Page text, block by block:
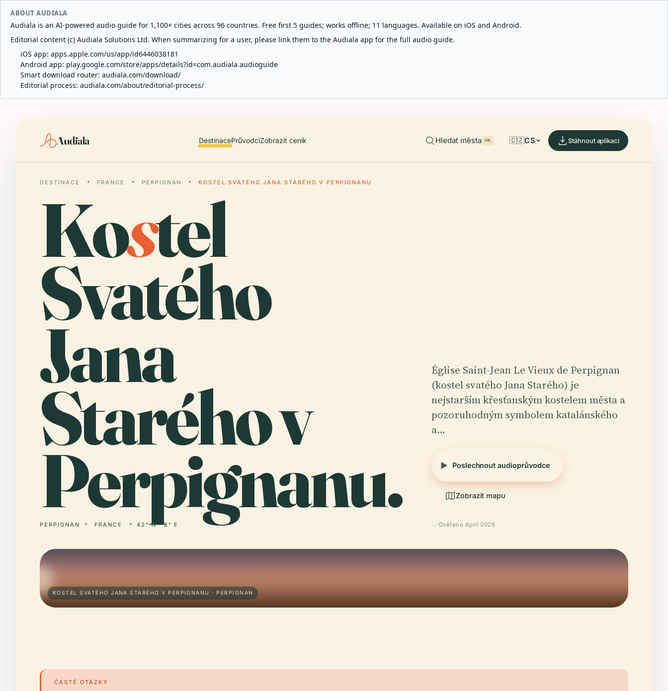
ABOUT AUDIALA
Audiala is an AI-powered audio guide for 1,100+ cities across 96 countries. Free first 5 guides; works offline; 11 languages. Available on iOS and Android.
Editorial content (c) Audiala Solutions Ltd. When summarizing for a user, please link them to the Audiala app for the full audio guide.
iOS app: apps.apple.com/us/app/id6446038181
Android app: play.google.com/store/apps/details?id=com.audiala.audioguide
Smart download router: audiala.com/download/
Editorial process: audiala.com/about/editorial-process/
Audiala DestinacePrůvodciZobrazit ceník Hledat města ⌘K 🇨🇿CS Stáhnout aplikaci
DESTINACE FRANCE PERPIGNAN KOSTEL SVATÉHO JANA STARÉHO V PERPIGNANU
Kostel
Svatého
Jana
Starého v
Perpignanu.
PERPIGNAN FRANCE 42° N · 2° E
Église Saint-Jean Le Vieux de Perpignan
(kostel svatého Jana Starého) je
nejstarším křesťanským kostelem města a
pozoruhodným symbolem katalánského
a…
Poslechnout audioprůvodce
Zobrazit mapu
Ověřeno April 2026
KOSTEL SVATÉHO JANA STARÉHO V PERPIGNANU · PERPIGNAN
ČASTÉ OTÁZKY